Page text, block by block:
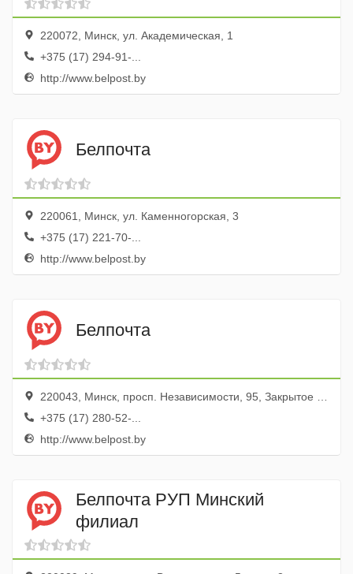
220072, Минск, ул. Академическая, 1
+375 (17) 294-91-...
http://www.belpost.by
Белпочта
220061, Минск, ул. Каменногорская, 3
+375 (17) 221-70-...
http://www.belpost.by
Белпочта
220043, Минск, просп. Независимости, 95, Закрытое отделение
+375 (17) 280-52-...
http://www.belpost.by
Белпочта РУП Минский
филиал